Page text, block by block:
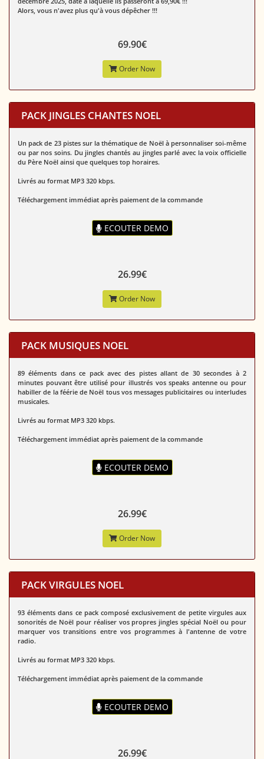
Alors, vous n'avez plus qu'à vous dépêcher !!!
69.90€
Order Now
PACK JINGLES CHANTES NOEL
Un pack de 23 pistes sur la thématique de Noël à personnaliser soi-même
ou par nos soins. Du jingles chantés au jingles parlé avec la voix officielle
du Père Noël ainsi que quelques top horaires.
Livrés au format MP3 320 kbps.
Téléchargement immédiat après paiement de la commande
ECOUTER DEMO
26.99€
Order Now
PACK MUSIQUES NOEL
89 éléments dans ce pack avec des pistes allant de 30 secondes à 2
minutes pouvant être utilisé pour illustrés vos speaks antenne ou pour
habiller de la féérie de Noël tous vos messages publicitaires ou interludes
musicales.
Livrés au format MP3 320 kbps.
Téléchargement immédiat après paiement de la commande
ECOUTER DEMO
26.99€
Order Now
PACK VIRGULES NOEL
93 éléments dans ce pack composé exclusivement de petite virgules aux
sonorités de Noël pour réaliser vos propres jingles spécial Noël ou pour
marquer vos transitions entre vos programmes à l'antenne de votre
radio.
Livrés au format MP3 320 kbps.
Téléchargement immédiat après paiement de la commande
ECOUTER DEMO
26.99€